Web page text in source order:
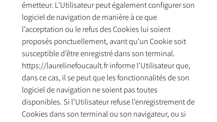
émetteur. L’Utilisateur peut également configurer son
logiciel de navigation de manière à ce que
l’acceptation ou le refus des Cookies lui soient
proposés ponctuellement, avant qu’un Cookie soit
susceptible d’être enregistré dans son terminal.
https://laurelinefoucault.fr informe l’Utilisateur que,
dans ce cas, il se peut que les fonctionnalités de son
logiciel de navigation ne soient pas toutes
disponibles. Si l’Utilisateur refuse l’enregistrement de
Cookies dans son terminal ou son navigateur, ou si